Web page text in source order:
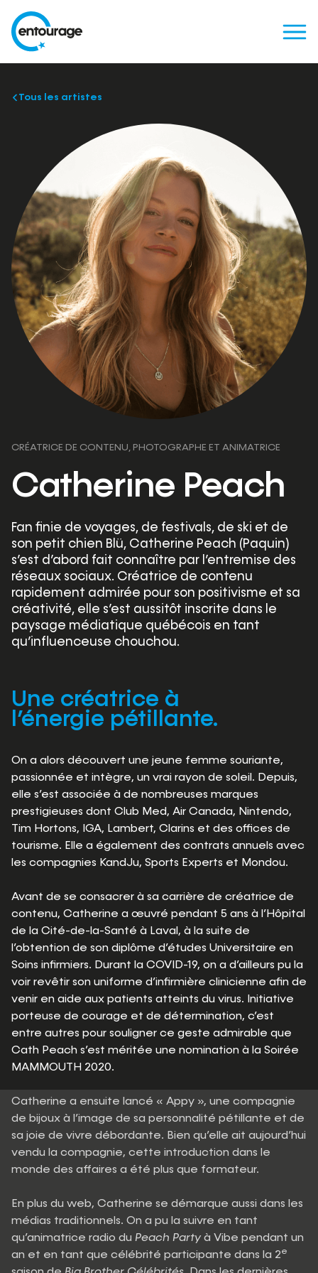
Tous les artistes
CRÉATRICE DE CONTENU, PHOTOGRAPHE ET ANIMATRICE
Catherine Peach
Fan finie de voyages, de festivals, de ski et de
son petit chien Blü, Catherine Peach (Paquin)
s’est d’abord fait connaître par l’entremise des
réseaux sociaux. Créatrice de contenu
rapidement admirée pour son positivisme et sa
créativité, elle s’est aussitôt inscrite dans le
paysage médiatique québécois en tant
qu’influenceuse chouchou.
Une créatrice à
l’énergie pétillante.
On a alors découvert une jeune femme souriante,
passionnée et intègre, un vrai rayon de soleil. Depuis,
elle s’est associée à de nombreuses marques
prestigieuses dont Club Med, Air Canada, Nintendo,
Tim Hortons, IGA, Lambert, Clarins et des offices de
tourisme. Elle a également des contrats annuels avec
les compagnies KandJu, Sports Experts et Mondou.
Avant de se consacrer à sa carrière de créatrice de
contenu, Catherine a œuvré pendant 5 ans à l’Hôpital
de la Cité-de-la-Santé à Laval, à la suite de
l’obtention de son diplôme d’études Universitaire en
Soins infirmiers. Durant la COVID-19, on a d’ailleurs pu la
voir revêtir son uniforme d’infirmière clinicienne afin de
venir en aide aux patients atteints du virus. Initiative
porteuse de courage et de détermination, c’est
entre autres pour souligner ce geste admirable que
Cath Peach s’est méritée une nomination à la Soirée
MAMMOUTH 2020.
Catherine a ensuite lancé « Appy », une compagnie
de bijoux à l’image de sa personnalité pétillante et de
sa joie de vivre débordante. Bien qu’elle ait aujourd’hui
vendu la compagnie, cette introduction dans le
monde des affaires a été plus que formateur.
En plus du web, Catherine se démarque aussi dans les
médias traditionnels. On a pu la suivre en tant
qu’animatrice radio du Peach Party à Vibe pendant un
an et en tant que célébrité participante dans la 2e